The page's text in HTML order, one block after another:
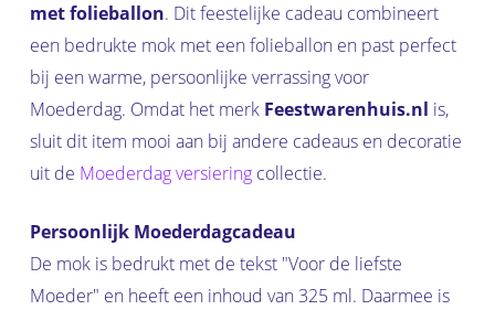
met folieballon. Dit feestelijke cadeau combineert
een bedrukte mok met een folieballon en past perfect
bij een warme, persoonlijke verrassing voor
Moederdag. Omdat het merk Feestwarenhuis.nl is,
sluit dit item mooi aan bij andere cadeaus en decoratie
uit de Moederdag versieringcollectie.
Persoonlijk Moederdagcadeau
De mok is bedrukt met de tekst "Voor de liefste
Moeder" en heeft een inhoud van 325 ml. Daarmee is